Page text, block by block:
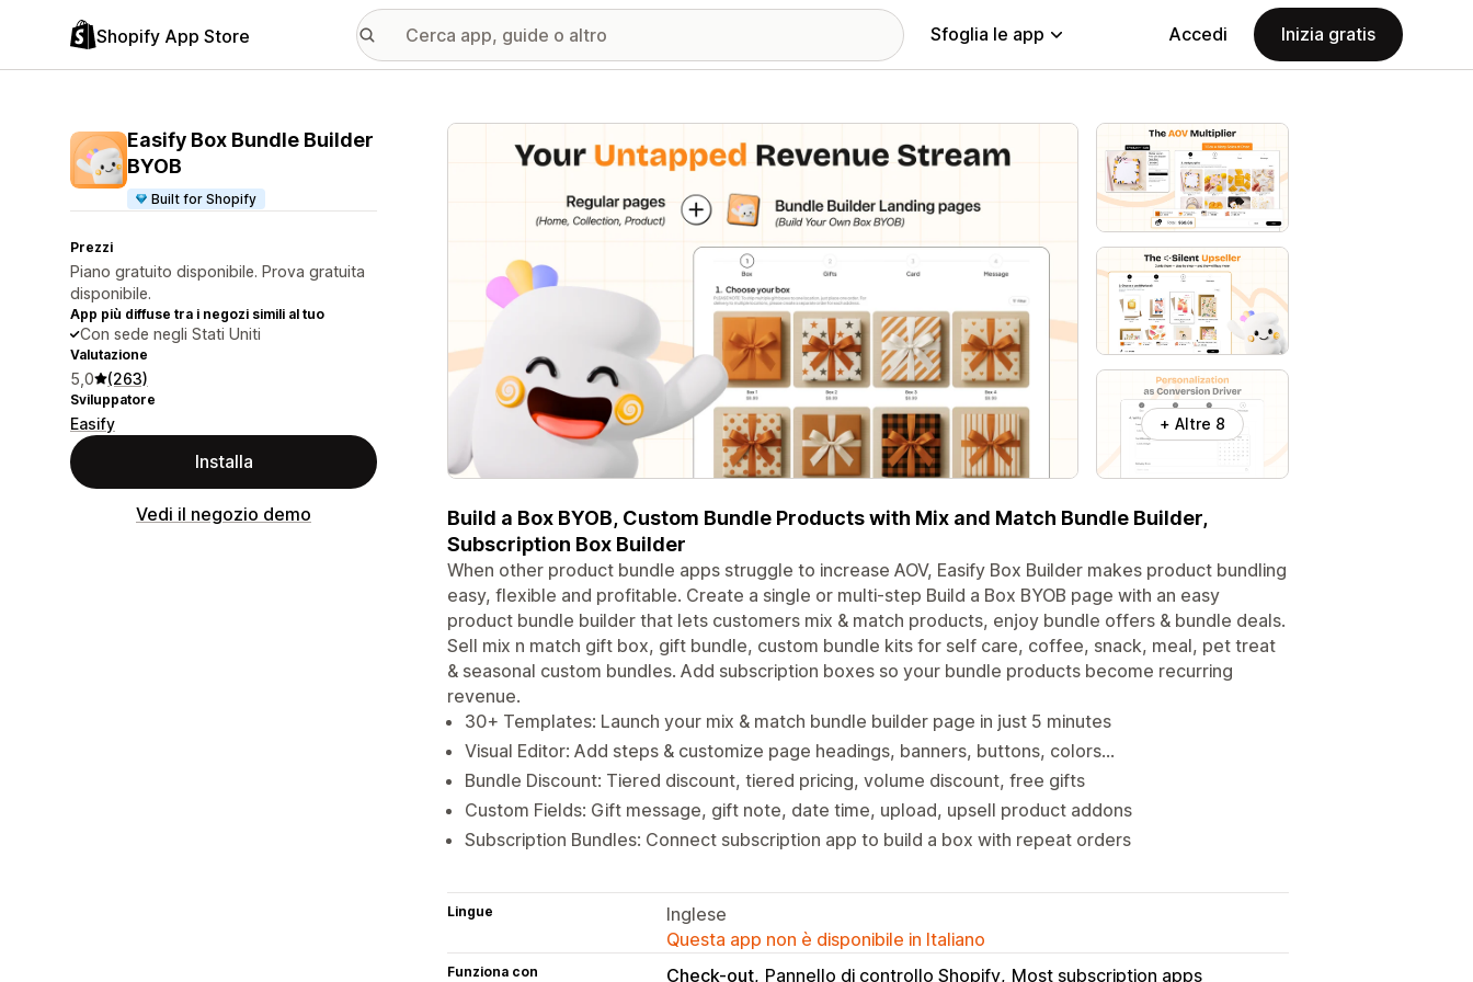
Shopify App Store Sfoglia le app Accedi Inizia gratis
Easify Box Bundle Builder
BYOB
Built for Shopify
Prezzi
Piano gratuito disponibile. Prova gratuita
disponibile.
App più diffuse tra i negozi simili al tuo
Con sede negli Stati Uniti
Valutazione
5,0 (263)
Sviluppatore
Easify
Installa
Vedi il negozio demo
Galleria immagini in evidenza
+ Altre 8
Build a Box BYOB, Custom Bundle Products with Mix and Match Bundle Builder,
Subscription Box Builder
When other product bundle apps struggle to increase AOV, Easify Box Builder makes product bundling
easy, flexible and profitable. Create a single or multi-step Build a Box BYOB page with an easy
product bundle builder that lets customers mix & match products, enjoy bundle offers & bundle deals.
Sell mix n match gift box, gift bundle, custom bundle kits for self care, coffee, snack, meal, pet treat
& seasonal custom bundles. Add subscription boxes so your bundle products become recurring
revenue.
30+ Templates: Launch your mix & match bundle builder page in just 5 minutes
Visual Editor: Add steps & customize page headings, banners, buttons, colors...
Bundle Discount: Tiered discount, tiered pricing, volume discount, free gifts
Custom Fields: Gift message, gift note, date time, upload, upsell product addons
Subscription Bundles: Connect subscription app to build a box with repeat orders
Lingue
Inglese
Questa app non è disponibile in Italiano
Funziona con Check-out Pannello di controllo Shopify Most subscription apps